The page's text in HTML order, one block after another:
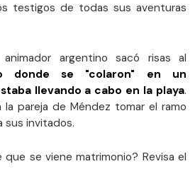
testigos de todas sus aventuras
argentino sacó risas al
donde se "colaron" en un
llevando a cabo en la playa.
pareja de Méndez tomar el ramo
sus invitados.
se viene matrimonio? Revisa el